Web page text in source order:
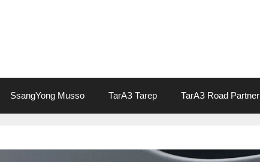
SsangYong Musso ТагАЗ Тагер ТагАЗ Road Partner